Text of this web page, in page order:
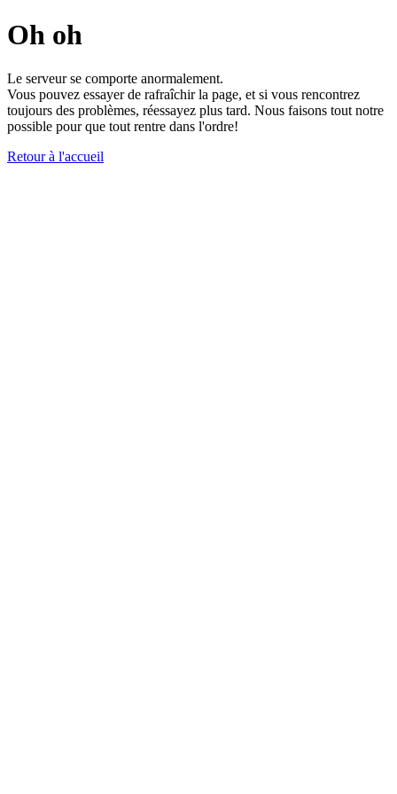
Oh oh
Le serveur se comporte anormalement.
Vous pouvez essayer de rafraîchir la page, et si vous rencontrez
toujours des problèmes, réessayez plus tard. Nous faisons tout notre
possible pour que tout rentre dans l'ordre!
Retour à l'accueil